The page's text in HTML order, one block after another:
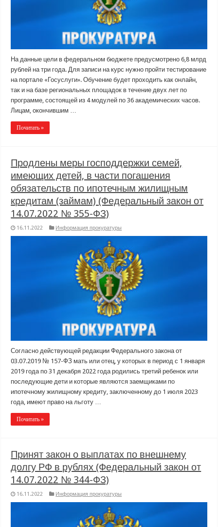
На данные цели в федеральном бюджете предусмотрено 6,8 млрд
рублей на три года. Для записи на курс нужно пройти тестирование
на портале «Госуслуги». Обучение будет проходить как онлайн,
так и на базе региональных площадок в течение двух лет по
программе, состоящей из 4 модулей по 36 академических часов.
Лицам, окончившим …
Почитать »
Продлены меры господдержки семей,
имеющих детей, в части погашения
обязательств по ипотечным жилищным
кредитам (займам) (Федеральный закон от
14.07.2022 № 355-ФЗ)
16.11.2022 Информация прокуратуры
Согласно действующей редакции Федерального закона от
03.07.2019 № 157-ФЗ мать или отец, у которых в период с 1 января
2019 года по 31 декабря 2022 года родились третий ребенок или
последующие дети и которые являются заемщиками по
ипотечному жилищному кредиту, заключенному до 1 июля 2023
года, имеют право на льготу …
Почитать »
Принят закон о выплатах по внешнему
долгу РФ в рублях (Федеральный закон от
14.07.2022 № 344-ФЗ)
16.11.2022 Информация прокуратуры